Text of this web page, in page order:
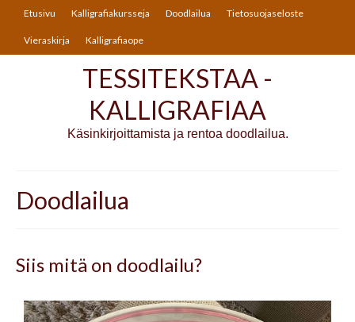
Etusivu Kalligrafiakursseja Doodlailua Tietosuojaseloste
Vieraskirja Kalligrafiaope
TESSITEKSTAA -
KALLIGRAFIAA
Käsinkirjoittamista ja rentoa doodlailua.
Doodlailua
Siis mitä on doodlailu?